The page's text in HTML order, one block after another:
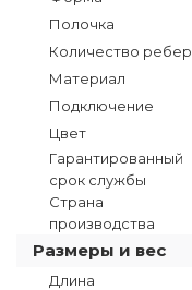
Полочка
Количество ребер
Материал
Подключение
Цвет
Гарантированный
срок службы
Страна
производства
Размеры и вес
Длина